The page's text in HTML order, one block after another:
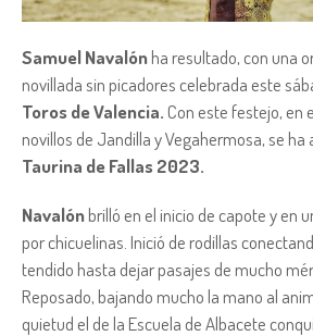
Samuel Navalónha resultado, con una
novillada sin picadores celebrada este
Toros de Valencia. Con este festejo, en
novillos de Jandilla y Vegahermosa, se ha
Taurina de Fallas 2023.
Navalónbrilló en el inicio de capote y en
por chicuelinas. Inició de rodillas
tendido hasta dejar pasajes de mucho
Reposado, bajando mucho la mano al
quietud el de la Escuela de Albacete